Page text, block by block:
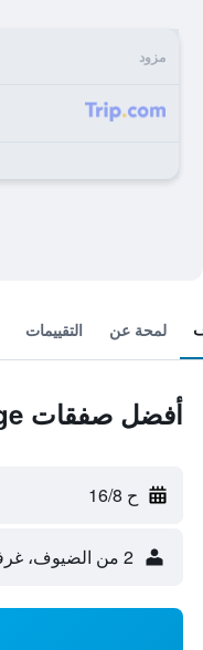
مزود
لمحة عن التقييمات
أفضل صفقات Kuju Kogen Cottage
ح 16/8
2 من الضيوف، غرفة واحدة